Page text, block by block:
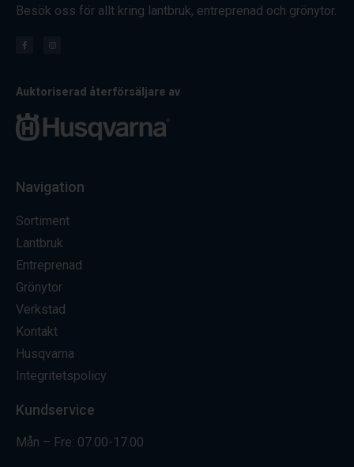
Besök oss för allt kring lantbruk, entreprenad och grönytor.
Auktoriserad återförsäljare av
Navigation
Sortiment
Lantbruk
Entreprenad
Grönytor
Verkstad
Kontakt
Husqvarna
Integritetspolicy
Kundservice
Mån – Fre: 07.00-17.00